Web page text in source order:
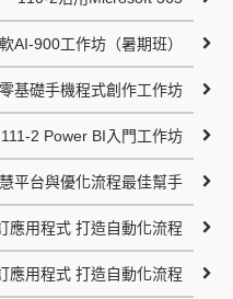
AI-900工作坊（暑期班）
基礎手機程式創作工作坊
111-2 Power BI入門工作坊
平台與優化流程最佳幫手
應用程式 打造自動化流程
應用程式 打造自動化流程